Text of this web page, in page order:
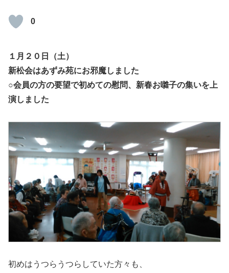
0
１月２０日（土）
新松会はあずみ苑にお邪魔しました
○会員の方の要望で初めての慰問、新春お囃子の集いを上
演しました
初めはうつらうつらしていた方々も、